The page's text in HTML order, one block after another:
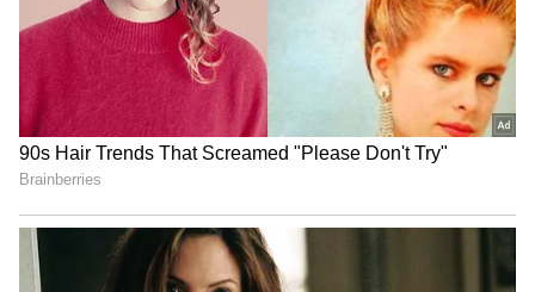
విసిగిపోయిన సూపర్ స్టార్..
"నేను మాట్లాడితే, ఇప్పుడెందుకు మాట్లాడుతున్నాడు
అంటారు. కొందరేమో అసలు మాట్లాడకుండా ఉండాల్సింది
అంటారు. ఇన్నేళ్ల తర్వాత నాకో విషయం అర్థమైంది. మనల్ని
ఇష్టపడని వాళ్లు మనం ఏం చేసినా ఇష్టపడరు. అలాగే
మనల్ని ఇష్టపడేవాళ్లు మనం చేసే ప్రతీదాన్ని
ఇష్టపడతారనుకోవడం మూర్ఖత్వం. అందుకే జాగ్రత్తగా
ఉండాలి" అని రజినీకాంత్ అన్నారు.